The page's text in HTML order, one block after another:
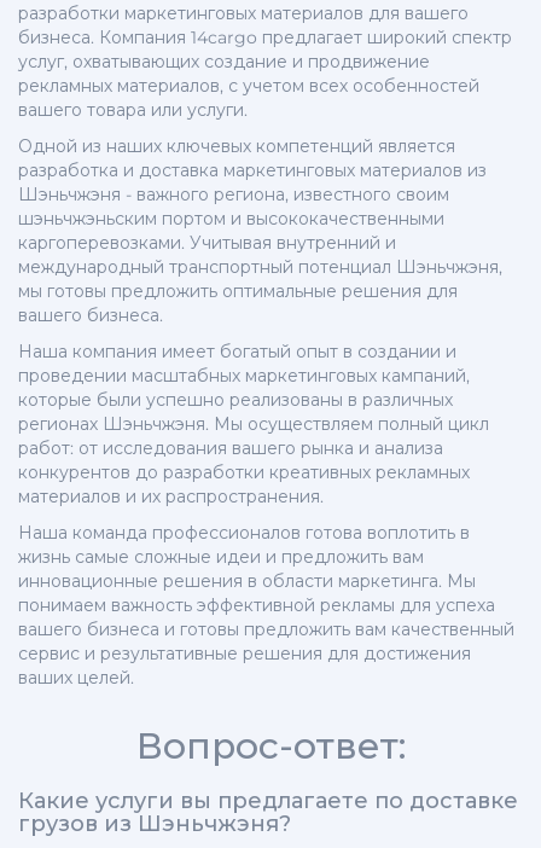
разработки маркетинговых материалов для вашего
бизнеса. Компания 14cargo предлагает широкий спектр
услуг, охватывающих создание и продвижение
рекламных материалов, с учетом всех особенностей
вашего товара или услуги.
Одной из наших ключевых компетенций является
разработка и доставка маркетинговых материалов из
Шэньчжэня - важного региона, известного своим
шэньчжэньским портом и высококачественными
каргоперевозками. Учитывая внутренний и
международный транспортный потенциал Шэньчжэня,
мы готовы предложить оптимальные решения для
вашего бизнеса.
Наша компания имеет богатый опыт в создании и
проведении масштабных маркетинговых кампаний,
которые были успешно реализованы в различных
регионах Шэньчжэня. Мы осуществляем полный цикл
работ: от исследования вашего рынка и анализа
конкурентов до разработки креативных рекламных
материалов и их распространения.
Наша команда профессионалов готова воплотить в
жизнь самые сложные идеи и предложить вам
инновационные решения в области маркетинга. Мы
понимаем важность эффективной рекламы для успеха
вашего бизнеса и готовы предложить вам качественный
сервис и результативные решения для достижения
ваших целей.
Вопрос-ответ:
Какие услуги вы предлагаете по доставке
грузов из Шэньчжэня?